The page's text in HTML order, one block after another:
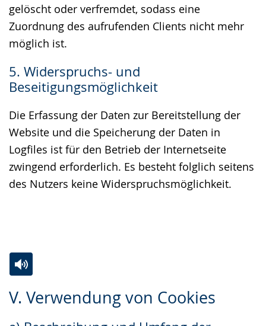
gelöscht oder verfremdet, sodass eine
Zuordnung des aufrufenden Clients nicht mehr
möglich ist.
5. Widerspruchs- und
Beseitigungsmöglichkeit
Die Erfassung der Daten zur Bereitstellung der
Website und die Speicherung der Daten in
Logfiles ist für den Betrieb der Internetseite
zwingend erforderlich. Es besteht folglich seitens
des Nutzers keine Widerspruchsmöglichkeit.
V. Verwendung von Cookies
Leichten
Audio-
Video